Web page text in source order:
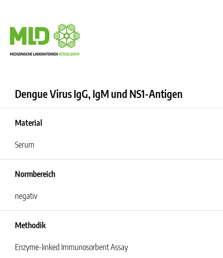
Dengue Virus IgG, IgM und NS1-Antigen
Material
Serum
Normbereich
negativ
Methodik
Enzyme-linked Immunosorbent Assay